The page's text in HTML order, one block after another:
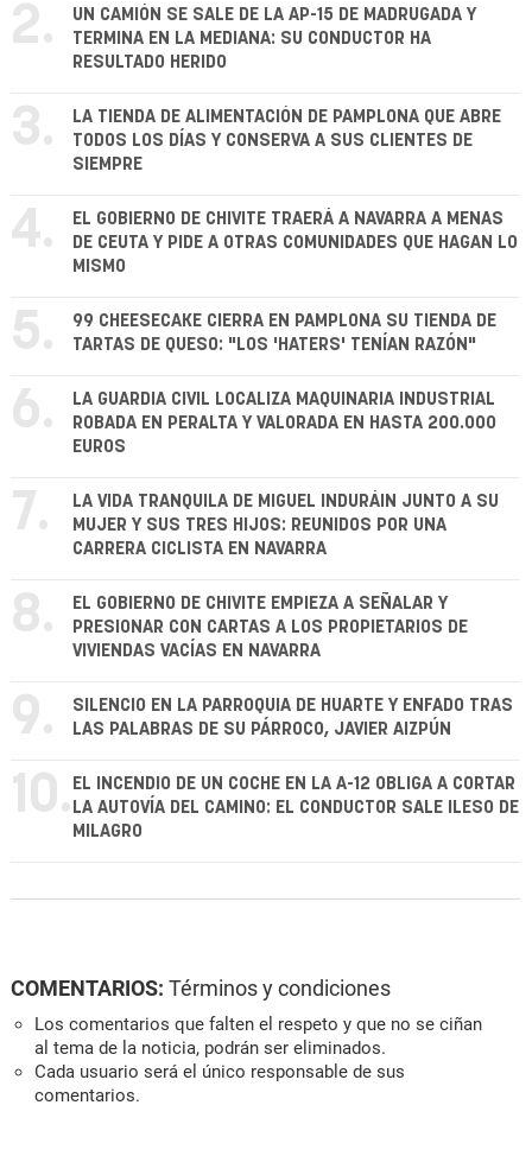
2.
UN CAMIÓN SE SALE DE LA AP-15 DE MADRUGADA Y
TERMINA EN LA MEDIANA: SU CONDUCTOR HA
RESULTADO HERIDO
3.
LA TIENDA DE ALIMENTACIÓN DE PAMPLONA QUE ABRE
TODOS LOS DÍAS Y CONSERVA A SUS CLIENTES DE
SIEMPRE
4.
EL GOBIERNO DE CHIVITE TRAERÁ A NAVARRA A MENAS
DE CEUTA Y PIDE A OTRAS COMUNIDADES QUE HAGAN LO
MISMO
5.
99 CHEESECAKE CIERRA EN PAMPLONA SU TIENDA DE
TARTAS DE QUESO: "LOS 'HATERS' TENÍAN RAZÓN"
6.
LA GUARDIA CIVIL LOCALIZA MAQUINARIA INDUSTRIAL
ROBADA EN PERALTA Y VALORADA EN HASTA 200.000
EUROS
7.
LA VIDA TRANQUILA DE MIGUEL INDURÁIN JUNTO A SU
MUJER Y SUS TRES HIJOS: REUNIDOS POR UNA
CARRERA CICLISTA EN NAVARRA
8.
EL GOBIERNO DE CHIVITE EMPIEZA A SEÑALAR Y
PRESIONAR CON CARTAS A LOS PROPIETARIOS DE
VIVIENDAS VACÍAS EN NAVARRA
9.
SILENCIO EN LA PARROQUIA DE HUARTE Y ENFADO TRAS
LAS PALABRAS DE SU PÁRROCO, JAVIER AIZPÚN
10. EL INCENDIO DE UN COCHE EN LA A-12 OBLIGA A CORTAR
LA AUTOVÍA DEL CAMINO: EL CONDUCTOR SALE ILESO DE
MILAGRO
COMENTARIOS: Términos y condiciones
Los comentarios que falten el respeto y que no se ciñan
al tema de la noticia, podrán ser eliminados.
Cada usuario será el único responsable de sus
comentarios.